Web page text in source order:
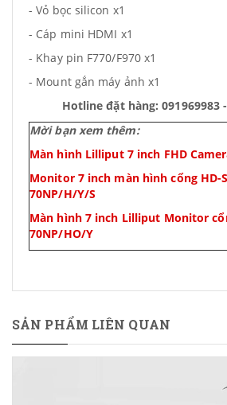
- Vỏ bọc silicon x1
- Cáp mini HDMI x1
- Khay pin F770/F970 x1
- Mount gắn máy ảnh x1
Hotline đặt hàng: 091969983
Mời bạn xem thêm:
Màn hình Lilliput 7 inch FHD
Monitor 7 inch màn hình cổng HD-
70NP/H/Y/S
Màn hình 7 inch Lilliput Monitor
70NP/HO/Y
SẢN PHẨM LIÊN QUAN